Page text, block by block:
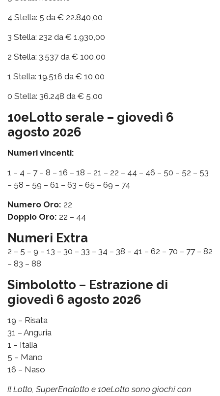
4 Stella: 5 da € 22.840,00
3 Stella: 232 da € 1.930,00
2 Stella: 3.537 da € 100,00
1 Stella: 19.516 da € 10,00
0 Stella: 36.248 da € 5,00
10eLotto serale – giovedì 6
agosto 2026
Numeri vincenti:
1 – 4 – 7 – 8 – 16 – 18 – 21 – 22 – 44 – 46 – 50 – 52 – 53
– 58 – 59 – 61 – 63 – 65 – 69 – 74
Numero Oro: 22
Doppio Oro: 22 – 44
Numeri Extra
2 – 5 – 9 – 13 – 30 – 33 – 34 – 38 – 41 – 62 – 70 – 77 – 82
– 83 – 88
Simbolotto – Estrazione di
giovedì 6 agosto 2026
19 – Risata
31 – Anguria
1 – Italia
5 – Mano
16 – Naso
Il Lotto, SuperEnalotto e 10eLotto sono giochi con